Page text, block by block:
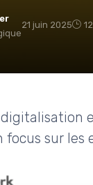
21 juin 2025
focus sur